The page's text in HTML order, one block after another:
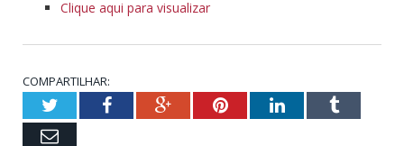
Clique aqui para visualizar
COMPARTILHAR:
TwitterFacebookGoogle+PinterestLinkedInTumblr
Email